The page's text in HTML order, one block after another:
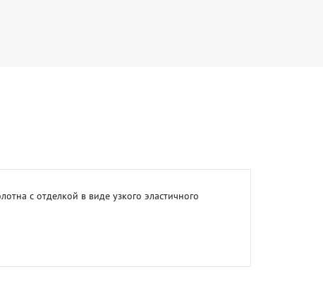
с отделкой в виде узкого эластичного